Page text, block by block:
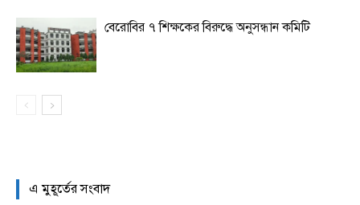
বেরোবির ৭ শিক্ষকের বিরুদ্ধে অনুসন্ধান কমিটি
এ মুহূর্তের সংবাদ